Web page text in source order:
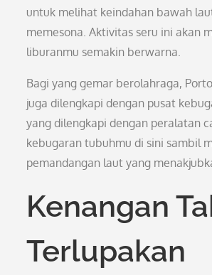
untuk melihat keindahan bawah
memesona. Aktivitas seru ini akan
liburanmu semakin berwarna.
Bagi yang gemar berolahraga,
juga dilengkapi dengan pusat
yang dilengkapi dengan peralatan
kebugaran tubuhmu di sini sambil
pemandangan laut yang
Kenangan
Terlupakan